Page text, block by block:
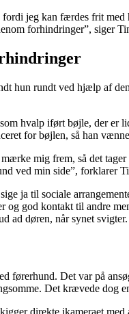
jeg kan færdes frit
forhindringer”, siger
hun rundt ved hjælp af
for bøjlen, så han
mig frem, så det
ved min side”, forklarer
ja til sociale
god kontakt til andre
ad døren, når synet svigter.
førerhund. Det var på
Det krævede dog